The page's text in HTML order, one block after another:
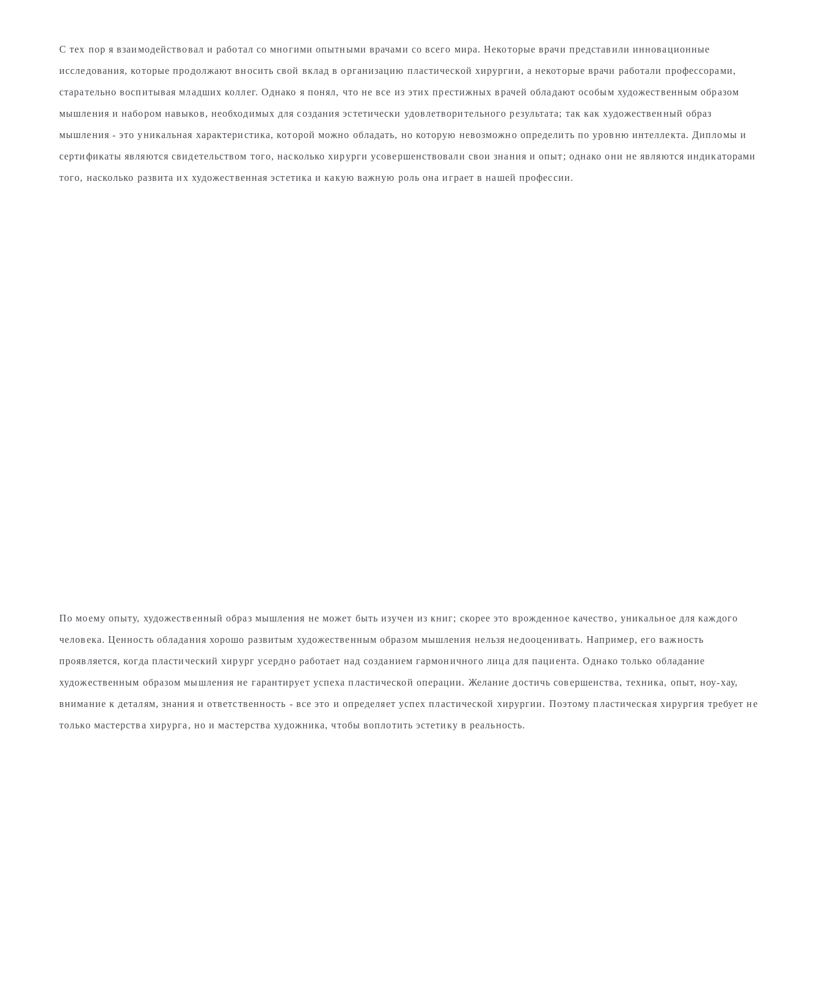
С тех пор я взаимодействовал и работал со многими опытными врачами со всего мира. Некоторые врачи представили инновационные
исследования, которые продолжают вносить свой вклад в организацию пластической хирургии, а некоторые врачи работали профессорами,
старательно воспитывая младших коллег. Однако я понял, что не все из этих престижных врачей обладают особым художественным образом
мышления и набором навыков, необходимых для создания эстетически удовлетворительного результата; так как художественный образ
мышления - это уникальная характеристика, которой можно обладать, но которую невозможно определить по уровню интеллекта. Дипломы и
сертификаты являются свидетельством того, насколько хирурги усовершенствовали свои знания и опыт; однако они не являются индикаторами
того, насколько развита их художественная эстетика и какую важную роль она играет в нашей профессии.
По моему опыту, художественный образ мышления не может быть изучен из книг; скорее это врожденное качество, уникальное для каждого
человека. Ценность обладания хорошо развитым художественным образом мышления нельзя недооценивать. Например, его важность
проявляется, когда пластический хирург усердно работает над созданием гармоничного лица для пациента. Однако только обладание
художественным образом мышления не гарантирует успеха пластической операции. Желание достичь совершенства, техника, опыт, ноу-хау,
внимание к деталям, знания и ответственность - все это и определяет успех пластической хирургии. Поэтому пластическая хирургия требует не
только мастерства хирурга, но и мастерства художника, чтобы воплотить эстетику в реальность.